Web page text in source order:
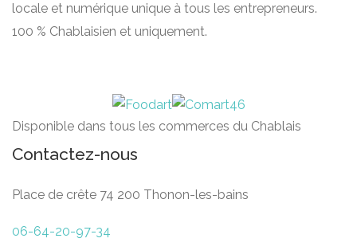
locale et numérique unique à tous les entrepreneurs.
100 % Chablaisien et uniquement.
Disponible dans tous les commerces du Chablais
Contactez-nous
Place de crête 74 200 Thonon-les-bains
06-64-20-97-34